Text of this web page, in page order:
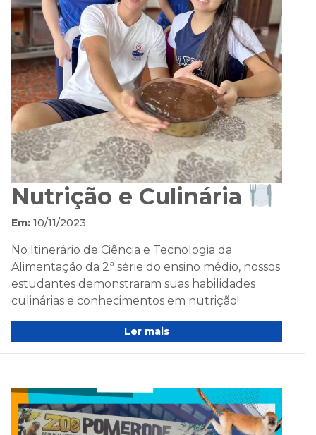
Nutrição e Culinária
Em: 10/11/2023
No Itinerário de Ciência e Tecnologia da
Alimentação da 2ª série do ensino médio, nossos
estudantes demonstraram suas habilidades
culinárias e conhecimentos em nutrição!
Ler mais